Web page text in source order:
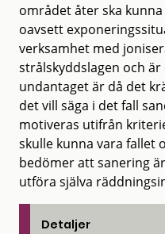
området åter ska
oavsett
verksamhet med
strålskyddslagen och
undantaget är då det
det vill säga i det fall
motiveras utifrån
skulle kunna vara fallet
bedömer att sanering
utföra själva
Detaljer